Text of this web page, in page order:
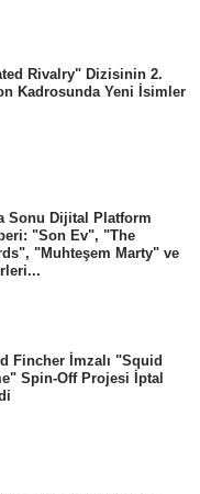
Rivalry" Dizisinin 2.
Kadrosunda Yeni İsimler
Sonu Dijital Platform
"Son Ev", "The
"Muhteşem Marty" ve
Fincher İmzalı "Squid
Spin-Off Projesi İptal